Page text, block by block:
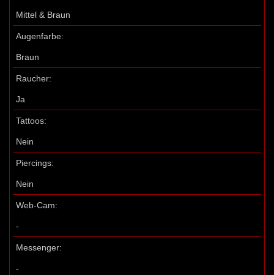
Mittel & Braun
Augenfarbe:
Braun
Raucher:
Ja
Tattoos:
Nein
Piercings:
Nein
Web-Cam:
-
Messenger:
-